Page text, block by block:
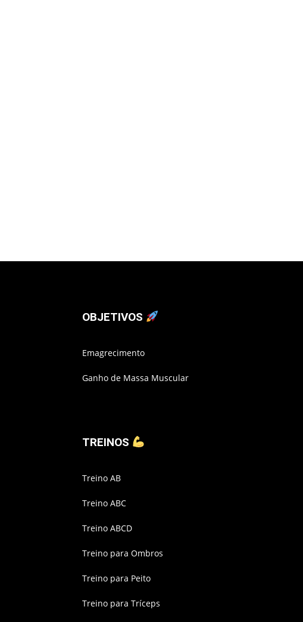
OBJETIVOS
Emagrecimento
Ganho de Massa Muscular
TREINOS
Treino AB
Treino ABC
Treino ABCD
Treino para Ombros
Treino para Peito
Treino para Tríceps